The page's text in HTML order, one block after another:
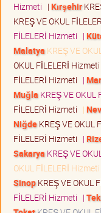
Hizmeti | Kırşehir
KREŞ VE OKUL
FİLELERİ Hizmeti |
Malatya KREŞ VE
OKUL FİLELERİ Hizmeti
FİLELERİ Hizmeti |
Muğla KREŞ VE OKUL
FİLELERİ Hizmeti |
NiğdeKREŞ VE OKUL
FİLELERİ Hizmeti |
Sakarya KREŞ VE
OKUL FİLELERİ Hizmeti
SinopKREŞ VE OKUL
FİLELERİ Hizmeti |